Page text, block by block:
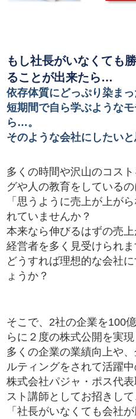
もし社長がいなくても
ることが出来たら…
依存体質にどっぷり染ま
短期間で自ら学ぶような
ら…。
そのような会社にしたい
多くの時間や沢山のコス
グや人の教育をしているの
「思うように売上が上が
れていませんか？
本来なら伸びるはずの売
経営者を多く見受けられま
どうすれば理想的な会社
ょうか？
そこで、2社の企業を100
らに２度の株式公開を実現
多くの企業の業績向上や
ルティングをされて活躍中
株式会社パジャ・ポス代
スト講師としてお招きして
「社長がいなくても会社